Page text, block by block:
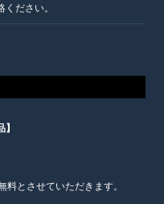
ださい。
とさせていただきます。